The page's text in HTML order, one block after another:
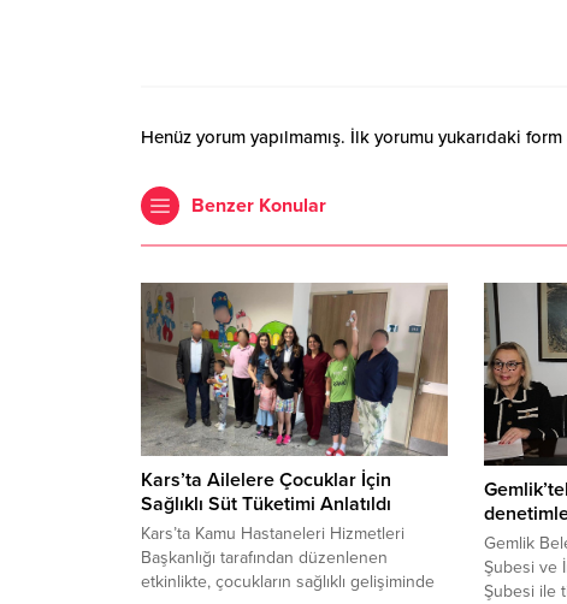
Henüz yorum yapılmamış. İlk yorumu yukarıdaki
Benzer Konular
Kars’ta Ailelere Çocuklar İçin
Sağlıklı Süt Tüketimi Anlatıldı
Kars’ta Kamu Hastaneleri Hizmetleri
Başkanlığı tarafından düzenlenen
etkinlikte, çocukların sağlıklı gelişiminde
Gemlik
Şubesi ve
Şubesi ile